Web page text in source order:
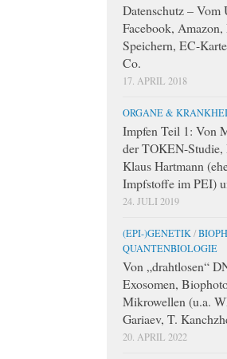
Datenschutz – Vom
Facebook,
Speichern, EC-
Co.
17. APRIL 2018
ORGANE &
Impfen Teil 1: Von
der TOKEN-Studie,
Klaus Hartmann
Impfstoffe im PEI)
24. JULI 2019
(EPI-)GENETIK /
QUANTENBIOLOGIE
Von „drahtlosen“
Exosomen,
Mikrowellen (u.a.
Gariaev, T.
20. APRIL 2022